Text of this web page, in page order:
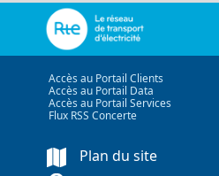
Accès au Portail Clients
Accès au Portail Data
Accès au Portail Services
Flux RSS Concerte
Plan du site